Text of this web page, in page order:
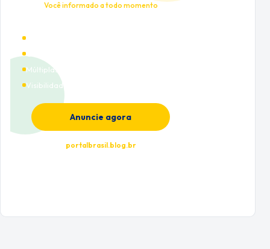
Você informado a todo momento
Múltiplas categorias
Visibilidade premium
Anuncie agora
portalbrasil.blog.br